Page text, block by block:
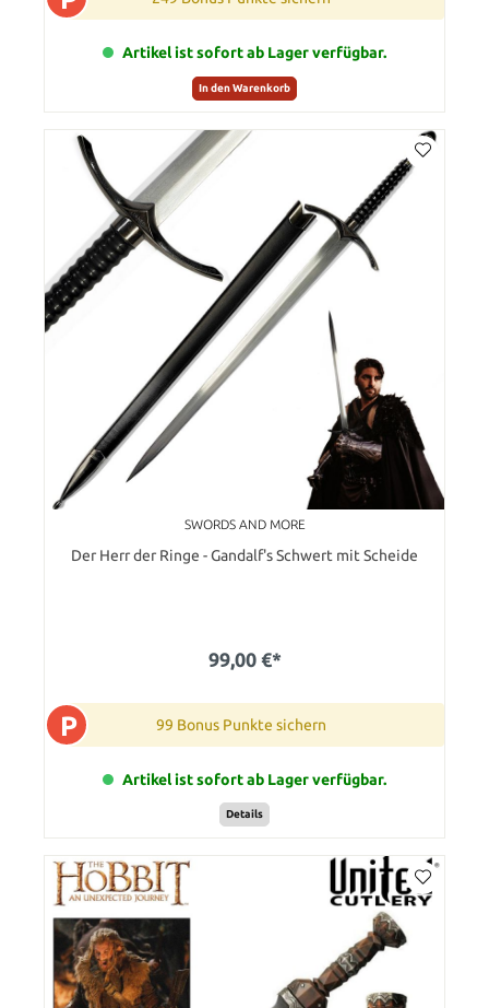
Artikel ist sofort ab Lager verfügbar.
In den Warenkorb
SWORDS AND MORE
Der Herr der Ringe - Gandalf's Schwert mit Scheide
99,00 €*
P 99 Bonus Punkte sichern
Artikel ist sofort ab Lager verfügbar.
Details